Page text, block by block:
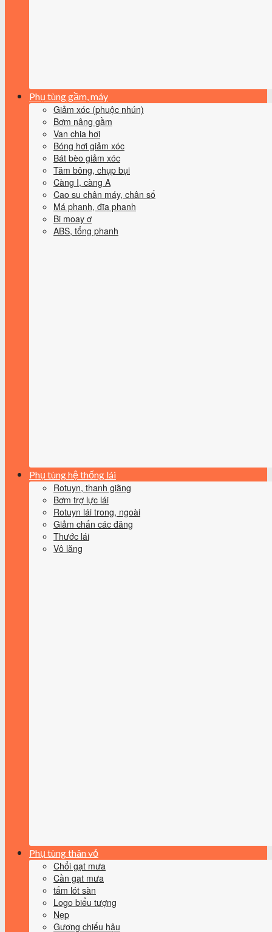
Phụ tùng gầm, máy
Giảm xóc (phuộc nhún)
Bơm nâng gầm
Van chia hơi
Bóng hơi giảm xóc
Bát bèo giảm xóc
Tăm bông, chụp bụi
Càng I, càng A
Cao su chân máy, chân số
Má phanh, đĩa phanh
Bi moay ơ
ABS, tổng phanh
Phụ tùng hệ thống lái
Rotuyn, thanh giằng
Bơm trợ lực lái
Rotuyn lái trong, ngoài
Giảm chấn các đăng
Thước lái
Vô lăng
Phụ tùng thân vỏ
Chổi gạt mưa
Cần gạt mưa
tấm lót sàn
Logo biểu tượng
Nẹp
Gương chiếu hậu